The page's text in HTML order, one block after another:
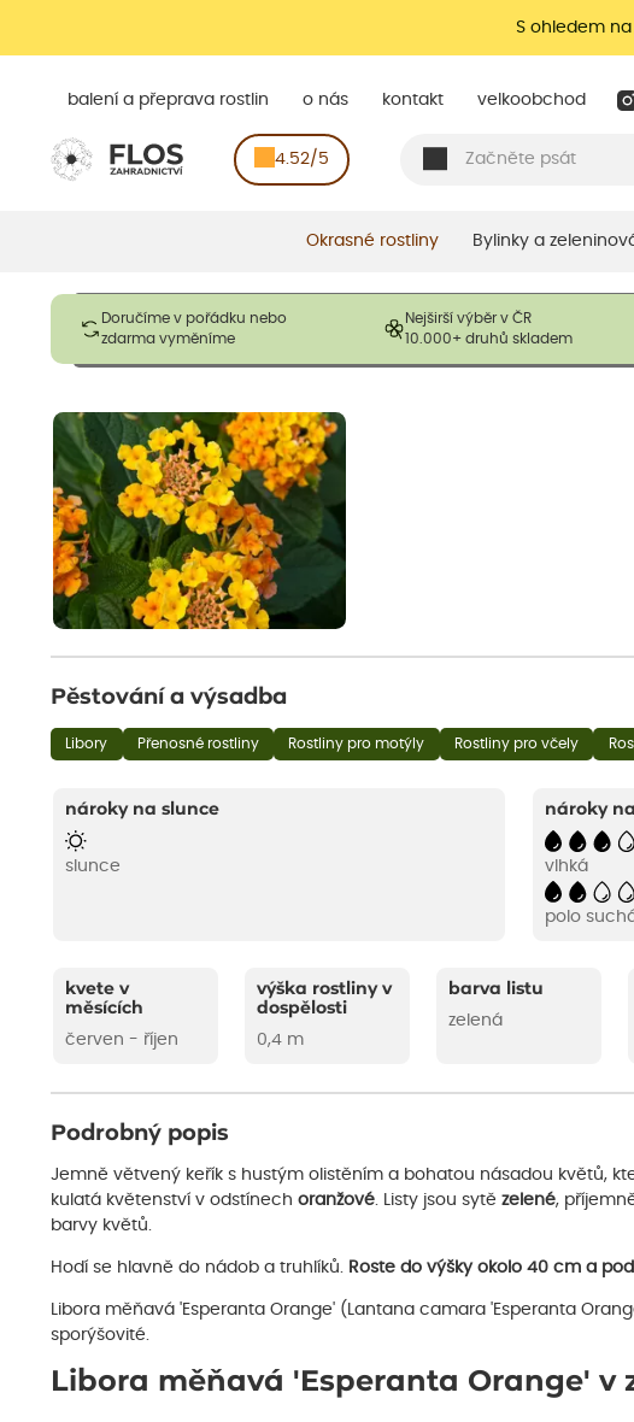
S ohledem
balení a přeprava rostlin o nás kontakt velkoobchod
4.52/5
Okrasné rostliny Bylinky a
Doručíme v pořádku nebo
zdarma vyměníme
Nejširší výběr v ČR
10.000+ druhů skladem
Obrázky slouží pouze pro ilustrační účely a mají reprezentovat prodávané
opadavé rostliny dodávány v dormantním stavu a bez listů. Rostliny
Pěstování a výsadba
Libory Přenosné rostliny Rostliny pro motýly Rostliny pro včely
nároky na slunce
slunce
nároky
vlhká
polo
kvete v
měsících
červen - říjen
výška rostliny v
dospělosti
0,4 m
barva listu
zelená
Podrobný popis
Jemně větvený keřík s hustým olistěním a bohatou násadou květů,
kulatá květenství v odstínech oranžové. Listy jsou sytě zelené,
barvy květů.
Hodí se hlavně do nádob a truhlíků. Roste do výšky okolo 40 cm a
Libora měňavá 'Esperanta Orange' (Lantana camara 'Esperanta
sporýšovité.
Libora měňavá 'Esperanta Orange' v